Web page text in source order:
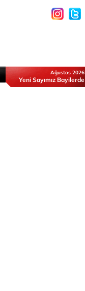
Ağustos 2026
Yeni Sayımız Bayilerde